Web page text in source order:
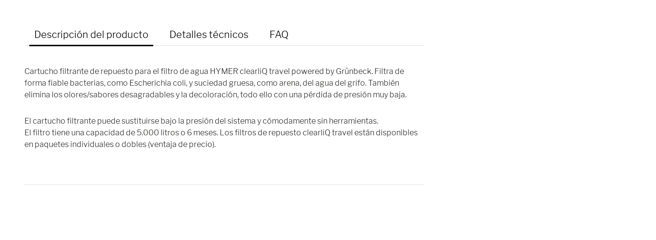
Descripción del producto Detalles técnicos FAQ
Cartucho filtrante de repuesto para el filtro de agua HYMER clearliQ travel powered by Grünbeck. Filtra de
forma fiable bacterias, como Escherichia coli, y suciedad gruesa, como arena, del agua del grifo. También
elimina los olores/sabores desagradables y la decoloración, todo ello con una pérdida de presión muy baja.
El cartucho filtrante puede sustituirse bajo la presión del sistema y cómodamente sin herramientas.
El filtro tiene una capacidad de 5.000 litros o 6 meses. Los filtros de repuesto clearliQ travel están disponibles
en paquetes individuales o dobles (ventaja de precio).